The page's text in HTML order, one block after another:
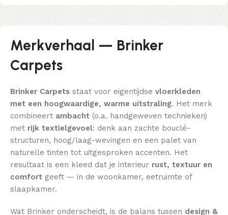
Merkverhaal — Brinker
Carpets
Brinker Carpets staat voor eigentijdse vloerkleden
met een hoogwaardige, warme uitstraling. Het merk
combineert ambacht (o.a. handgeweven technieken)
met rijk textielgevoel: denk aan zachte bouclé-
structuren, hoog/laag-wevingen en een palet van
naturelle tinten tot uitgesproken accenten. Het
resultaat is een kleed dat je interieur rust, textuur en
comfort geeft — in de woonkamer, eetruimte of
slaapkamer.
Wat Brinker onderscheidt, is de balans tussen design &